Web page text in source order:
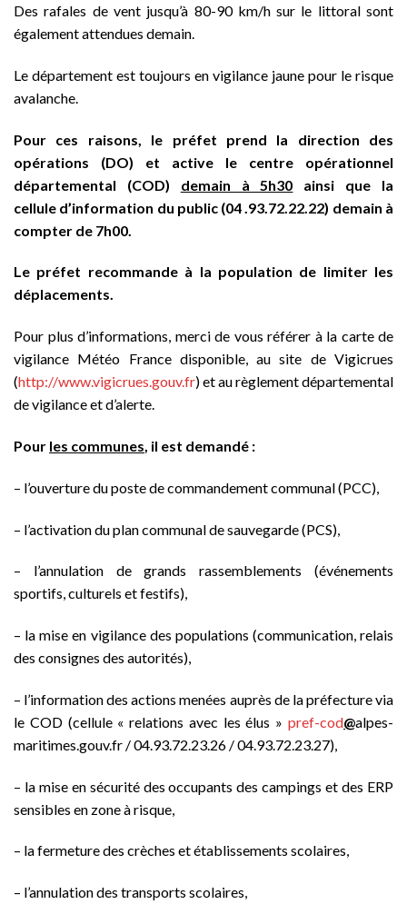
Des rafales de vent jusqu’à 80-90 km/h sur le littoral sont
également attendues demain.
Le département est toujours en vigilance jaune pour le risque
avalanche.
Pour ces raisons , le préfet prend la direction des
opérations (DO) et active le centre opérationnel
départemental (COD) demain à 5h30
ainsi que la
cellule d’information du public (04 .93.72.22.22) demain à
compter de 7h00.
Le préfet recommande à la population de limiter les
déplacements.
Pour plus d’informations, merci de vous référer à la carte de
vigilance Météo France disponible, au site de Vigicrues
(http://www.vigicrues.gouv.fr) et au règlement départemental
de vigilance et d’alerte.
Pour les communes, il est demandé :
– l’ouverture du poste de commandement communal (PCC),
– l’activation du plan communal de sauvegarde (PCS),
– l’annulation de grands rassemblements (événements
sportifs, culturels et festifs),
– la mise en vigilance des populations (communication, relais
des consignes des autorités),
– l’information des actions menées auprès de la préfecture via
le COD (cellule « relations avec les élus »pref-cod@alpes-
maritimes.gouv.fr /04.93.72.23.26 / 04.93.72.23.27),
– la mise en sécurité des occupants des campings et des ERP
sensibles en zone à risque,
– la fermeture des crèches et établissements scolaires,
– l’annulation des transports scolaires,